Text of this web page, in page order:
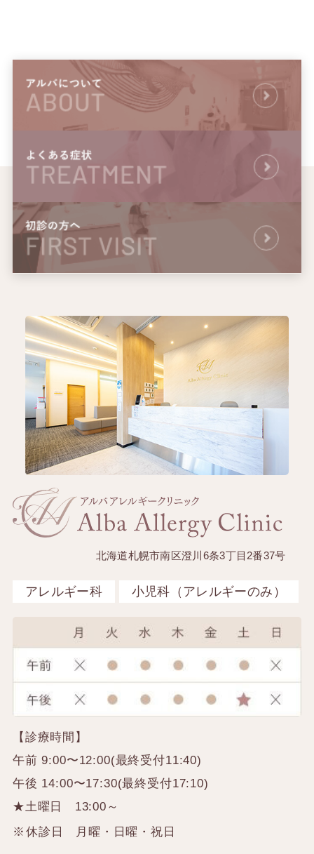
北海道札幌市南区澄川6条3丁目2番37号
アレルギー科 小児科（アレルギーのみ）
【診療時間】
午前 9:00〜12:00(最終受付11:40)
午後 14:00〜17:30(最終受付17:10)
★土曜日 13:00～
休診日 月曜・日曜・祝日